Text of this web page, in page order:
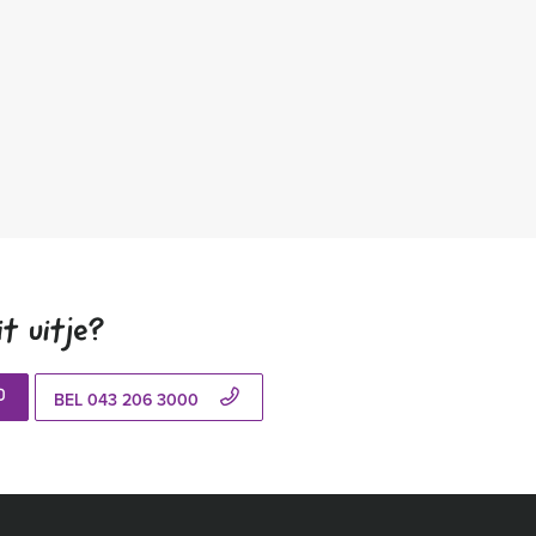
uitje?
BEL 043 206 3000